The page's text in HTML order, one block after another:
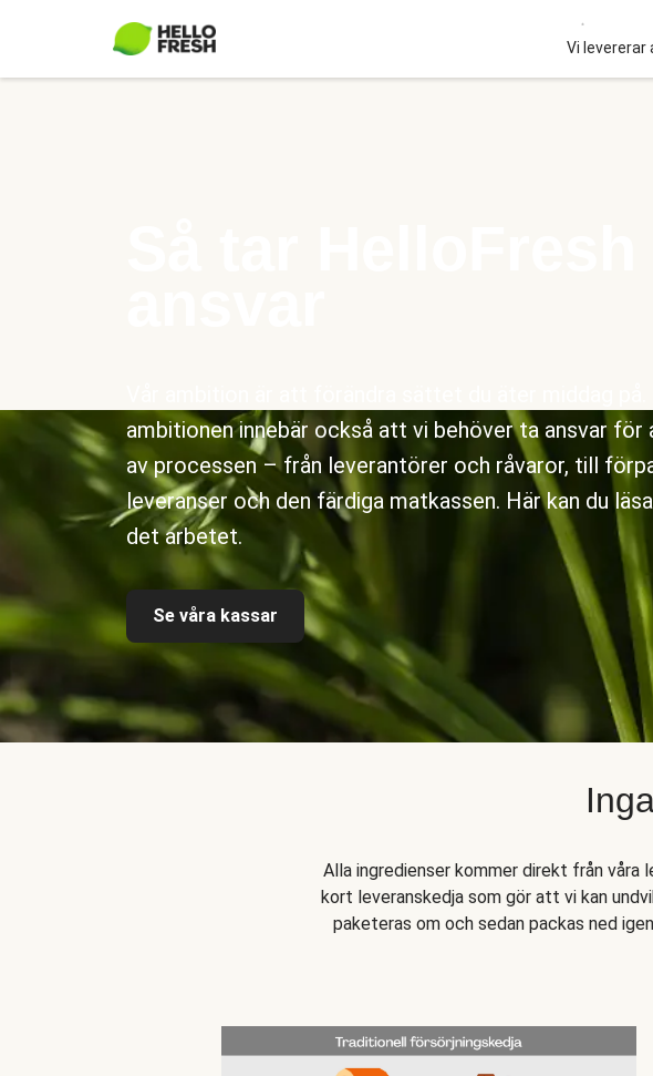
Vi levererar
ambitionen innebär också att vi behöver ta ansvar för
av processen – från leverantörer och råvaror, till
leveranser och den färdiga matkassen. Här kan du
det arbetet.
Se våra kassar
Alla ingredienser kommer direkt från våra
kort leveranskedja som gör att vi kan
paketeras om och sedan packas ned